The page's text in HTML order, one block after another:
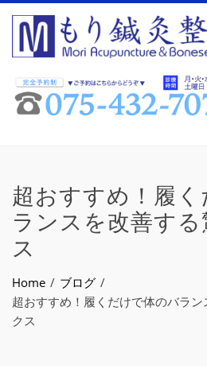
超おすすめ！履
ランスを改善す
ス
Home
ブログ
超おすすめ！履くだけで体のバラ
クス